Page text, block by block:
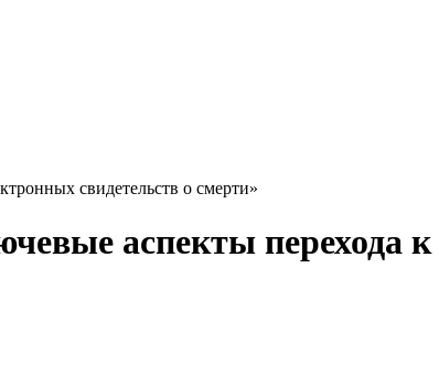
свидетельств о смерти»
аспекты перехода